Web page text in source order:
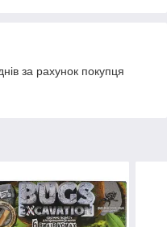
за рахунок покупця